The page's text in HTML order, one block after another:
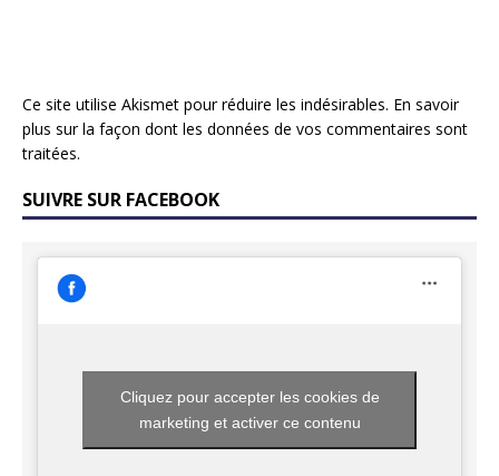
Ce site utilise Akismet pour réduire les indésirables. En savoir
plus sur la façon dont les données de vos commentaires sont
traitées.
SUIVRE SUR FACEBOOK
Cliquez pour accepter les cookies de
marketing et activer ce contenu